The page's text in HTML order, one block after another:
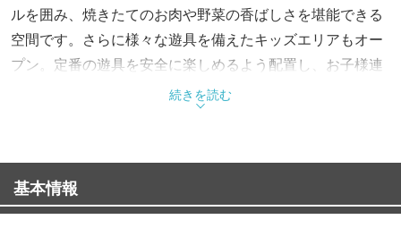
ルを囲み、焼きたてのお肉や野菜の香ばしさを堪能できる
空間です。さらに様々な遊具を備えたキッズエリアもオー
プン。定番の遊具を安全に楽しめるよう配置し、お子様連
れの家族も気兼ねなく楽しめます。
続きを読む
基本情報